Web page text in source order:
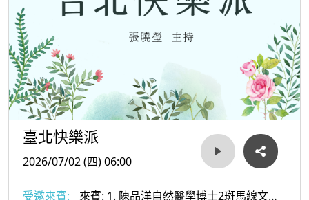
臺北快樂派
2026/07/02 (四) 06:00
受邀來賓:
來賓: 1. 陳品洋自然醫學博士2斑馬線文庫